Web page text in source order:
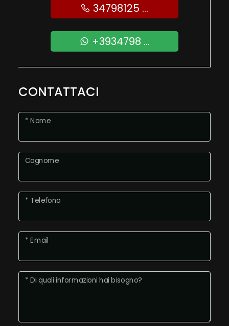
34798125 ...
+3934798 ...
CONTATTACI
* Nome
Cognome
* Telefono
* Email
* Di quali informazioni hai bisogno?